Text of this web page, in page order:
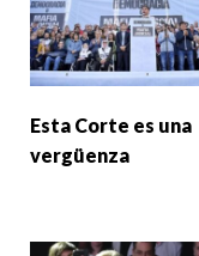
Esta Corte es una
vergüenza